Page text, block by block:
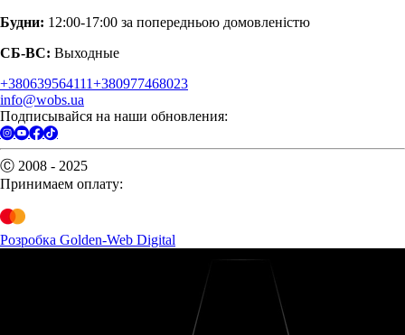
Будни: 12:00-17:00 за попередньою домовленістю
СБ-ВС: Выходные
+380639564111+380977468023
info@wobs.ua
Подписывайся на наши обновления:
Ⓒ 2008 - 2025
Принимаем оплату:
Розробка Golden-Web Digital